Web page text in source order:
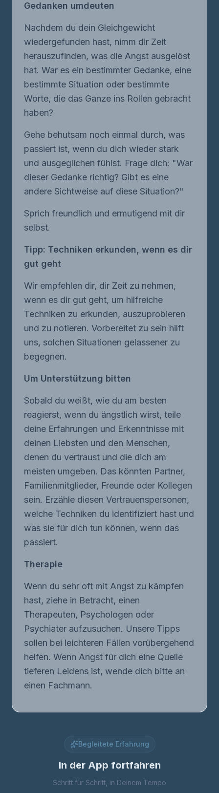
Gedanken umdeuten
Nachdem du dein Gleichgewicht
wiedergefunden hast, nimm dir Zeit
herauszufinden, was die Angst ausgelöst
hat. War es ein bestimmter Gedanke, eine
bestimmte Situation oder bestimmte
Worte, die das Ganze ins Rollen gebracht
haben?
Gehe behutsam noch einmal durch, was
passiert ist, wenn du dich wieder stark
und ausgeglichen fühlst. Frage dich: "War
dieser Gedanke richtig? Gibt es eine
andere Sichtweise auf diese Situation?"
Sprich freundlich und ermutigend mit dir
selbst.
Tipp: Techniken erkunden, wenn es dir
gut geht
Wir empfehlen dir, dir Zeit zu nehmen,
wenn es dir gut geht, um hilfreiche
Techniken zu erkunden, auszuprobieren
und zu notieren. Vorbereitet zu sein hilft
uns, solchen Situationen gelassener zu
begegnen.
Um Unterstützung bitten
Sobald du weißt, wie du am besten
reagierst, wenn du ängstlich wirst, teile
deine Erfahrungen und Erkenntnisse mit
deinen Liebsten und den Menschen,
denen du vertraust und die dich am
meisten umgeben. Das könnten Partner,
Familienmitglieder, Freunde oder Kollegen
sein. Erzähle diesen Vertrauenspersonen,
welche Techniken du identifiziert hast und
was sie für dich tun können, wenn das
passiert.
Therapie
Wenn du sehr oft mit Angst zu kämpfen
hast, ziehe in Betracht, einen
Therapeuten, Psychologen oder
Psychiater aufzusuchen. Unsere Tipps
sollen bei leichteren Fällen vorübergehend
helfen. Wenn Angst für dich eine Quelle
tieferen Leidens ist, wende dich bitte an
einen Fachmann.
Begleitete Erfahrung
In der App fortfahren
Schritt für Schritt, in Deinem Tempo